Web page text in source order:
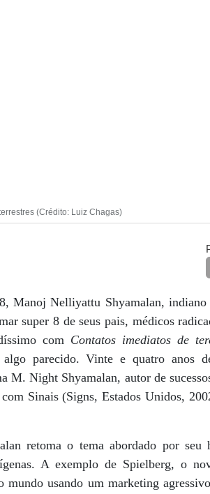
(Crédito: Luiz Chagas)
Manoj Nelliyattu Shyamalan,
super 8 de seus pais, médicos
com Contatos imediatos de
parecido. Vinte e quatro anos
M. Night Shyamalan, autor de
Sinais (Signs, Estados Unidos,
retoma o tema abordado por
A exemplo de Spielberg, o
mundo usando um marketing